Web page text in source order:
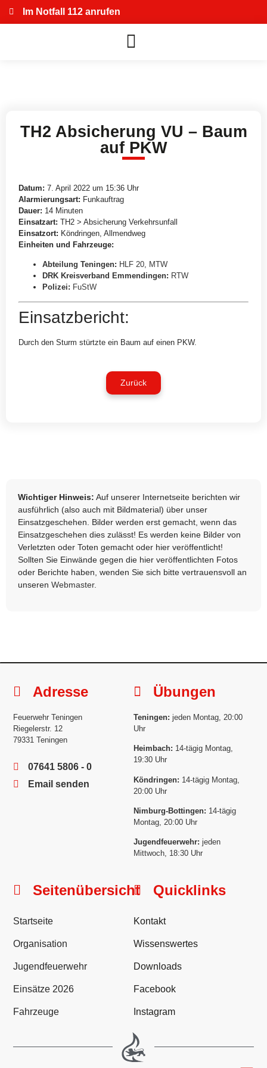
Im Notfall 112 anrufen
TH2 Absicherung VU – Baum
auf PKW
Datum: 7. April 2022 um 15:36 Uhr
Alarmierungsart: Funkauftrag
Dauer: 14 Minuten
Einsatzart: TH2 > Absicherung Verkehrsunfall
Einsatzort: Köndringen, Allmendweg
Einheiten und Fahrzeuge:
Abteilung Teningen: HLF 20, MTW
DRK Kreisverband Emmendingen: RTW
Polizei: FuStW
Einsatzbericht:
Durch den Sturm stürtzte ein Baum auf einen PKW.
Zurück
Wichtiger Hinweis: Auf unserer Internetseite berichten wir
ausführlich (also auch mit Bildmaterial) über unser
Einsatzgeschehen. Bilder werden erst gemacht, wenn das
Einsatzgeschehen dies zulässt! Es werden keine Bilder von
Verletzten oder Toten gemacht oder hier veröffentlicht!
Sollten Sie Einwände gegen die hier veröffentlichten Fotos
oder Berichte haben, wenden Sie sich bitte vertrauensvoll an
unseren Webmaster.
Adresse
Feuerwehr Teningen
Riegelerstr. 12
79331 Teningen
07641 5806 - 0
Email senden
Übungen
Teningen: jeden Montag, 20:00
Uhr
Heimbach: 14-tägig Montag,
19:30 Uhr
Köndringen: 14-tägig Montag,
20:00 Uhr
Nimburg-Bottingen: 14-tägig
Montag, 20:00 Uhr
Jugendfeuerwehr: jeden
Mittwoch, 18:30 Uhr
Seitenübersicht
Startseite
Organisation
Jugendfeuerwehr
Einsätze 2026
Fahrzeuge
Quicklinks
Kontakt
Wissenswertes
Downloads
Facebook
Instagram